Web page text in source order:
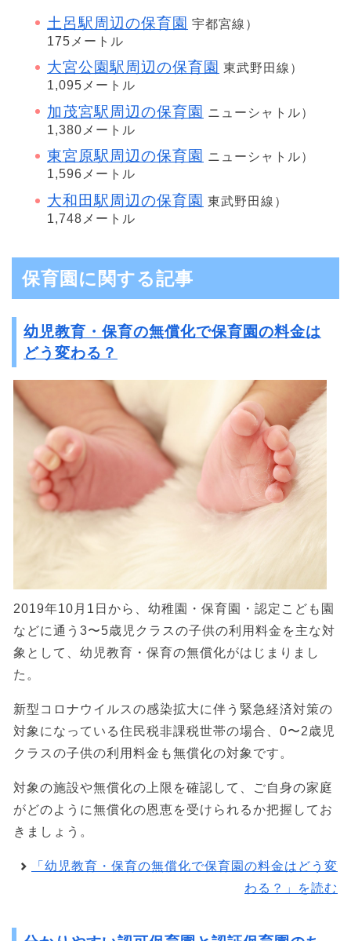
土呂駅周辺の保育園 宇都宮線）
175メートル
大宮公園駅周辺の保育園 東武野田線）
1,095メートル
加茂宮駅周辺の保育園 ニューシャトル）
1,380メートル
東宮原駅周辺の保育園 ニューシャトル）
1,596メートル
大和田駅周辺の保育園 東武野田線）
1,748メートル
保育園に関する記事
幼児教育・保育の無償化で保育園の料金は
どう変わる？
2019年10月1日から、幼稚園・保育園・認定こども園
などに通う3〜5歳児クラスの子供の利用料金を主な対
象として、幼児教育・保育の無償化がはじまりまし
た。
新型コロナウイルスの感染拡大に伴う緊急経済対策の
対象になっている住民税非課税世帯の場合、0〜2歳児
クラスの子供の利用料金も無償化の対象です。
対象の施設や無償化の上限を確認して、ご自身の家庭
がどのように無償化の恩恵を受けられるか把握してお
きましょう。
「幼児教育・保育の無償化で保育園の料金はどう変
わる？」を読む